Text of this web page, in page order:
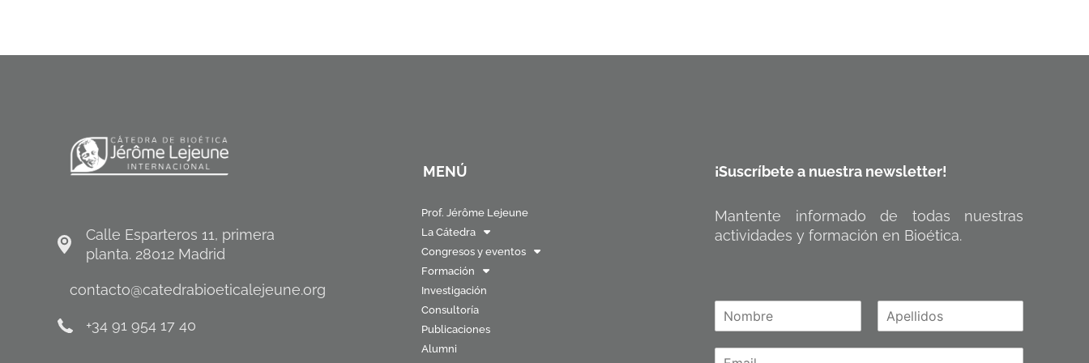
Calle Esparteros 11, primera
planta. 28012 Madrid
contacto@catedrabioeticalejeune.org
+34 91 954 17 40
MENÚ
Prof. Jérôme Lejeune
La Cátedra
Congresos y eventos
Formación
Investigación
Consultoría
Publicaciones
Alumni
¡Suscríbete a nuestra newsletter!
Mantente informado de todas nuestras
actividades y formación en Bioética.
o
p